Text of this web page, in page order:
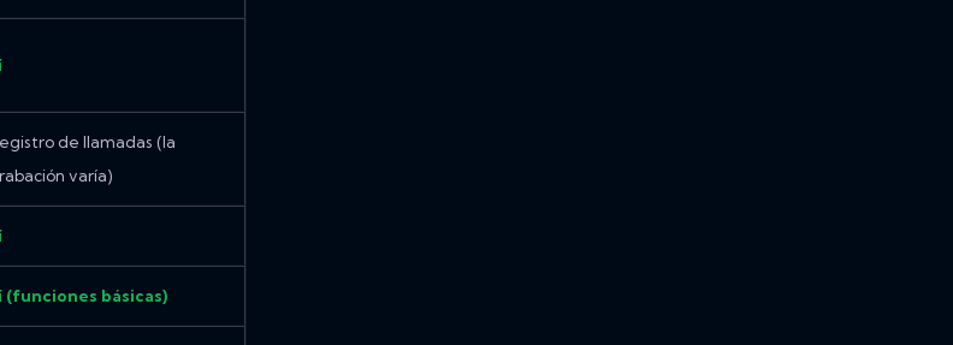
de llamadas (la
varía)
(funciones básicas)